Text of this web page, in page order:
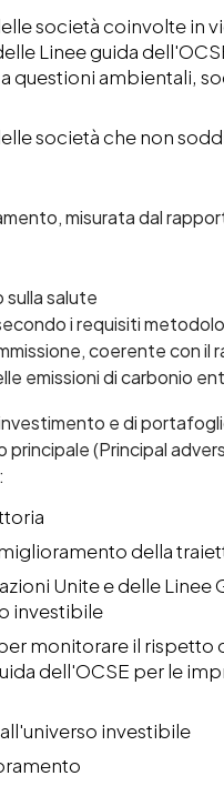
società coinvolte in
Linee guida
questioni ambientali,
società che non
misurata dal
salute
i requisiti
coerente con il
emissioni di carbonio
e di
(Principal
della
Unite e delle Linee
investibile
monitorare il rispetto
dell'OCSE per le
investibile